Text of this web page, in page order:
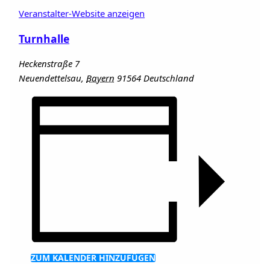
Veranstalter-Website anzeigen
Turnhalle
Heckenstraße 7
Neuendettelsau, Bayern 91564 Deutschland
ZUM KALENDER HINZUFÜGEN